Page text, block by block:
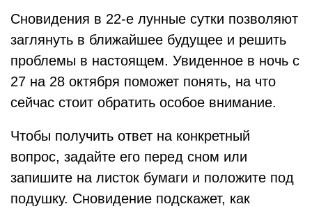
Сновидения в 22-е лунные сутки позволяют
заглянуть в ближайшее будущее и решить
проблемы в настоящем. Увиденное в ночь с
27 на 28 октября поможет понять, на что
сейчас стоит обратить особое внимание.
Чтобы получить ответ на конкретный
вопрос, задайте его перед сном или
запишите на листок бумаги и положите под
подушку. Сновидение подскажет, как